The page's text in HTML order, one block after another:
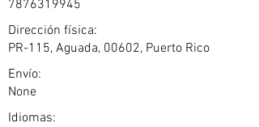
7876319945
Dirección física:
PR-115, Aguada, 00602, Puerto Rico
Envío:
None
Idiomas: